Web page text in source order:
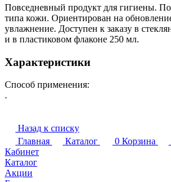
Повседневный продукт для гигиены.
типа кожи. Ориентирован на
увлажнение. Доступен к заказу в
и в пластиковом флаконе 250 мл.
Характеристики
Способ применения:
.
Назад к списку
Главная
Каталог 0 Корзина
Кабинет
Каталог
Акции